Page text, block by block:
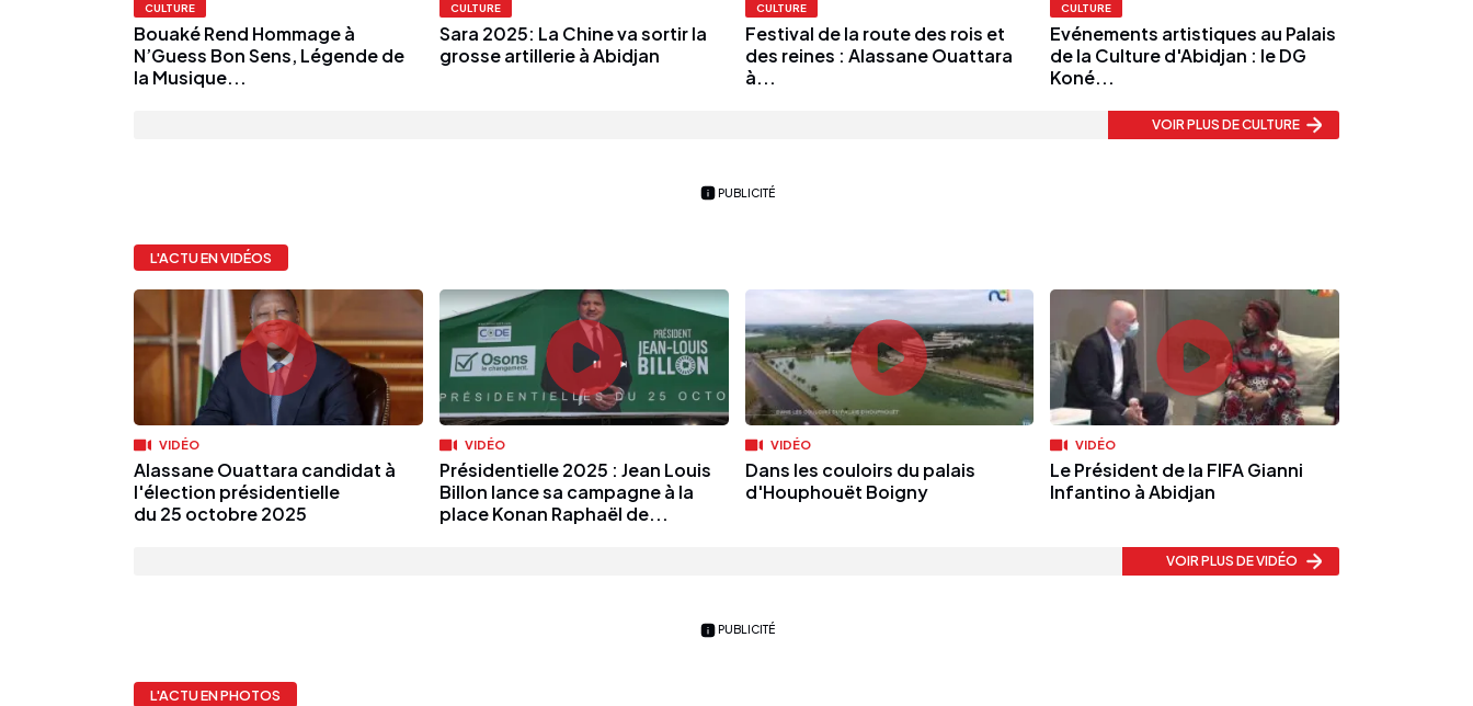
CULTURE
Bouaké Rend Hommage à
N’Guess Bon Sens, Légende de
la Musique...
CULTURE
Sara 2025: La Chine va sortir la
grosse artillerie à Abidjan
CULTURE
Festival de la route des rois et
des reines : Alassane Ouattara
à...
CULTURE
Evénements artistiques au Palais
de la Culture d'Abidjan : le DG
Koné...
VOIR PLUS DE CULTURE
PUBLICITÉ
L'ACTU EN VIDÉOS
VIDÉO
Alassane Ouattara candidat à
l'élection présidentielle
du 25 octobre 2025
VIDÉO
Présidentielle 2025 : Jean Louis
Billon lance sa campagne à la
place Konan Raphaël de...
VIDÉO
Dans les couloirs du palais
d'Houphouët Boigny
VIDÉO
Le Président de la FIFA Gianni
Infantino à Abidjan
VOIR PLUS DE VIDÉO
PUBLICITÉ
L'ACTU EN PHOTOS